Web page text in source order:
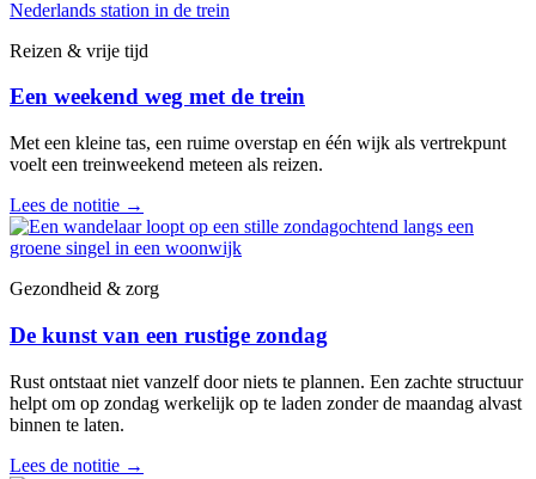
Reizen & vrije tijd
Een weekend weg met de trein
Met een kleine tas, een ruime overstap en één wijk als vertrekpunt
voelt een treinweekend meteen als reizen.
Lees de notitie →
Gezondheid & zorg
De kunst van een rustige zondag
Rust ontstaat niet vanzelf door niets te plannen. Een zachte structuur
helpt om op zondag werkelijk op te laden zonder de maandag alvast
binnen te laten.
Lees de notitie →